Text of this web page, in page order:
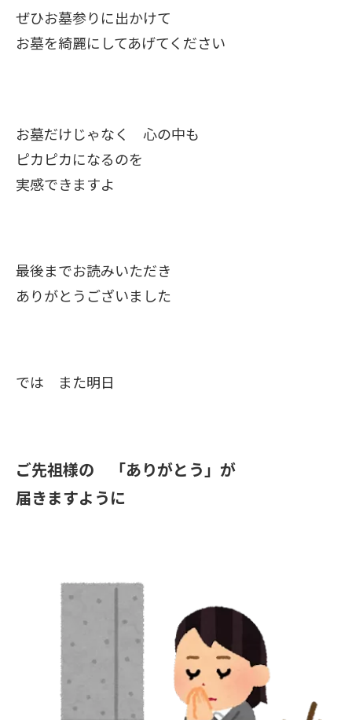
ぜひお墓参りに出かけて
お墓を綺麗にしてあげてください
お墓だけじゃなく 心の中も
ピカピカになるのを
実感できますよ
最後までお読みいただき
ありがとうございました
では また明日
ご先祖様の 「ありがとう」が
届きますように